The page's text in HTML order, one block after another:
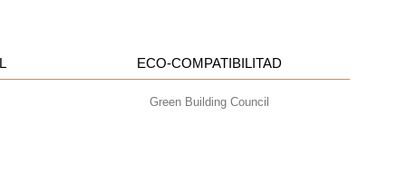
ECO-COMPATIBILITAD
Green Building Council